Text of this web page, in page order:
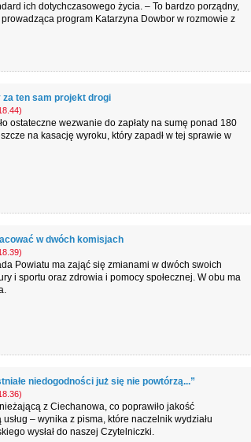
ich dotychczasowego życia. – To bardzo porządny,
prowadząca program Katarzyna Dowbor w rozmowie z
za ten sam projekt drogi
ostateczne wezwanie do zapłaty na sumę ponad 180
na kasację wyroku, który zapadł w tej sprawie w
w dwóch komisjach
Powiatu ma zająć się zmianami w dwóch swoich
i sportu oraz zdrowia i pomocy społecznej. W obu ma
niedogodności już się nie powtórzą...”
z Ciechanowa, co poprawiło jakość
– wynika z pisma, które naczelnik wydziału
wysłał do naszej Czytelniczki.